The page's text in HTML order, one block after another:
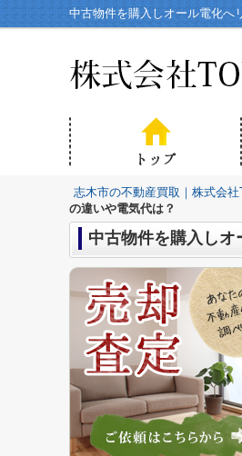
中古物件を購入しオール電化へ
志木市の不動産買取｜株式会
の違いや電気代は？
中古物件を購入しオ